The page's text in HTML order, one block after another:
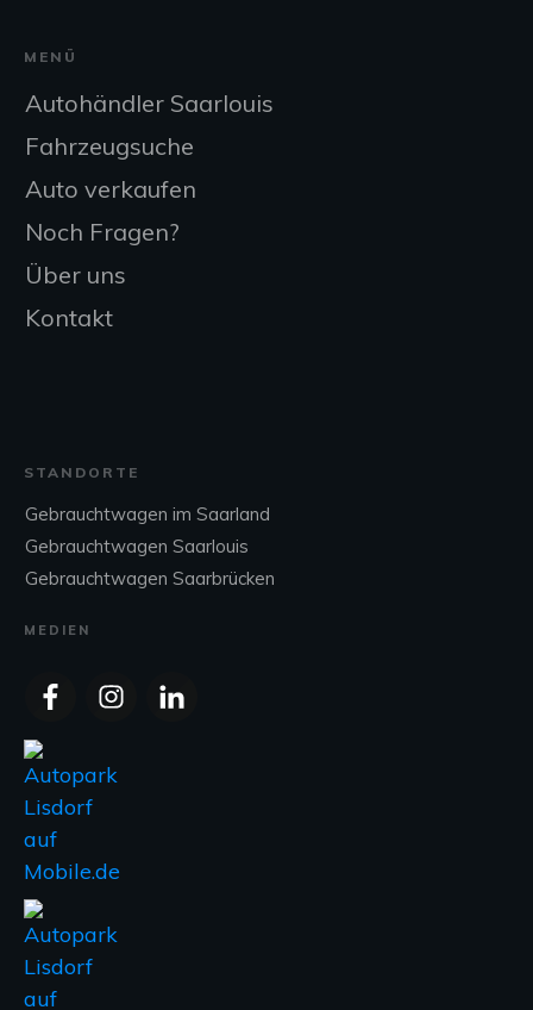
MENÜ
Autohändler Saarlouis
Fahrzeugsuche
Auto verkaufen
Noch Fragen?
Über uns
Kontakt
STANDORTE
Gebrauchtwagen im Saarland
Gebrauchtwagen Saarlouis
Gebrauchtwagen Saarbrücken
MEDIEN